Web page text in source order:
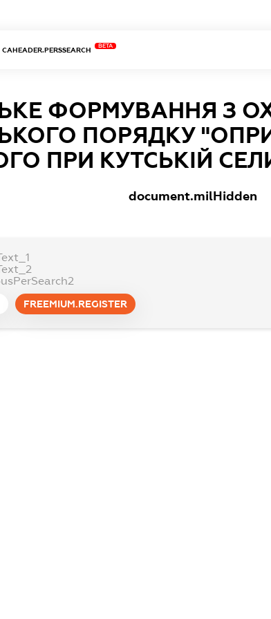
CAHEADER.PERSSEARCH
BETA
ФОРМУВАННЯ З
ПОРЯДКУ
ПРИ КУТСЬКІЙ
document.milHidden
FREEMIUM.REGISTER